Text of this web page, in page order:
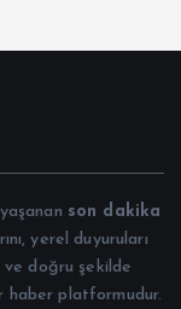
son dakika
yerel duyuruları
ve doğru şekilde
haber platformudur.